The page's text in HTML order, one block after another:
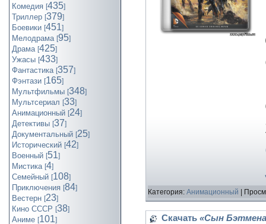
Комедия [435]
Триллер [379]
Боевики [451]
Мелодрама [95]
Драма [425]
Ужасы [433]
Фантастика [357]
Фэнтази [165]
Мультфильмы [348]
Мультсериал [33]
Анимационный [24]
Детективы [37]
Документальный [25]
Исторический [42]
Военный [51]
Мистика [4]
Семейный [108]
Приключения [84]
Вестерн [23]
Кино СССР [38]
Аниме [101]
Категория: Анимационный |
Скачать «Сын